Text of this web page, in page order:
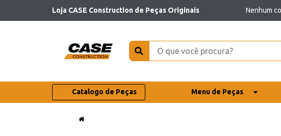
Loja CASE Construction de Peças Originais Nenhum
Catalogo de Peças Menu de Peças